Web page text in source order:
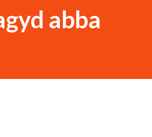
abba